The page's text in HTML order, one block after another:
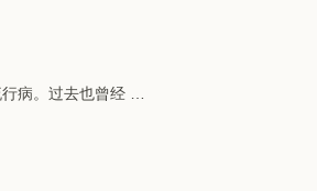
病。过去也曾经 …